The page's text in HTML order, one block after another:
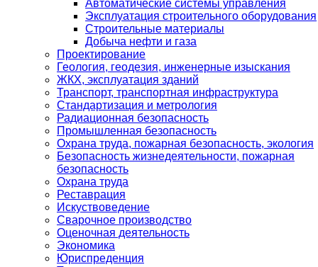
Автоматические системы управления
Эксплуатация строительного оборудования
Строительные материалы
Добыча нефти и газа
Проектирование
Геология, геодезия, инженерные изыскания
ЖКХ, эксплуатация зданий
Транспорт, транспортная инфраструктура
Стандартизация и метрология
Радиационная безопасность
Промышленная безопасность
Охрана труда, пожарная безопасность, экология
Безопасность жизнедеятельности, пожарная
безопасность
Охрана труда
Реставрация
Искуствоведение
Сварочное производство
Оценочная деятельность
Экономика
Юриспреденция